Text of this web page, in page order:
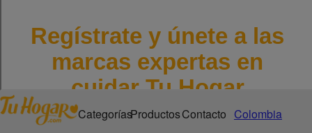
CategoríasProductosContacto Colombia